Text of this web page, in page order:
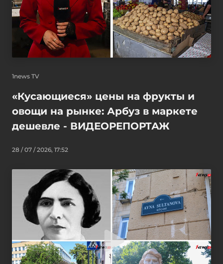
1news TV
«Кусающиеся» цены на фрукты и
овощи на рынке: Арбуз в маркете
дешевле - ВИДЕОРЕПОРТАЖ
28 / 07 / 2026, 17:52